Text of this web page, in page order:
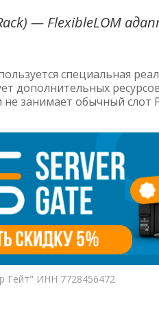
— FlexibleLOM
специальная
дополнительных
не занимает обычный слот
Гейт" ИНН 7728456472